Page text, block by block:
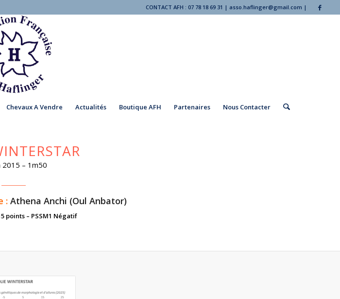
CONTACT AFH : 07 78 18 69 31 | asso.haflinger@gmail.com |
Chevaux A Vendre Actualités Boutique AFH Partenaires Nous Contacter
2015 – 1m50
:Athena Anchi (Oul Anbator)
points – PSSM1 Négatif